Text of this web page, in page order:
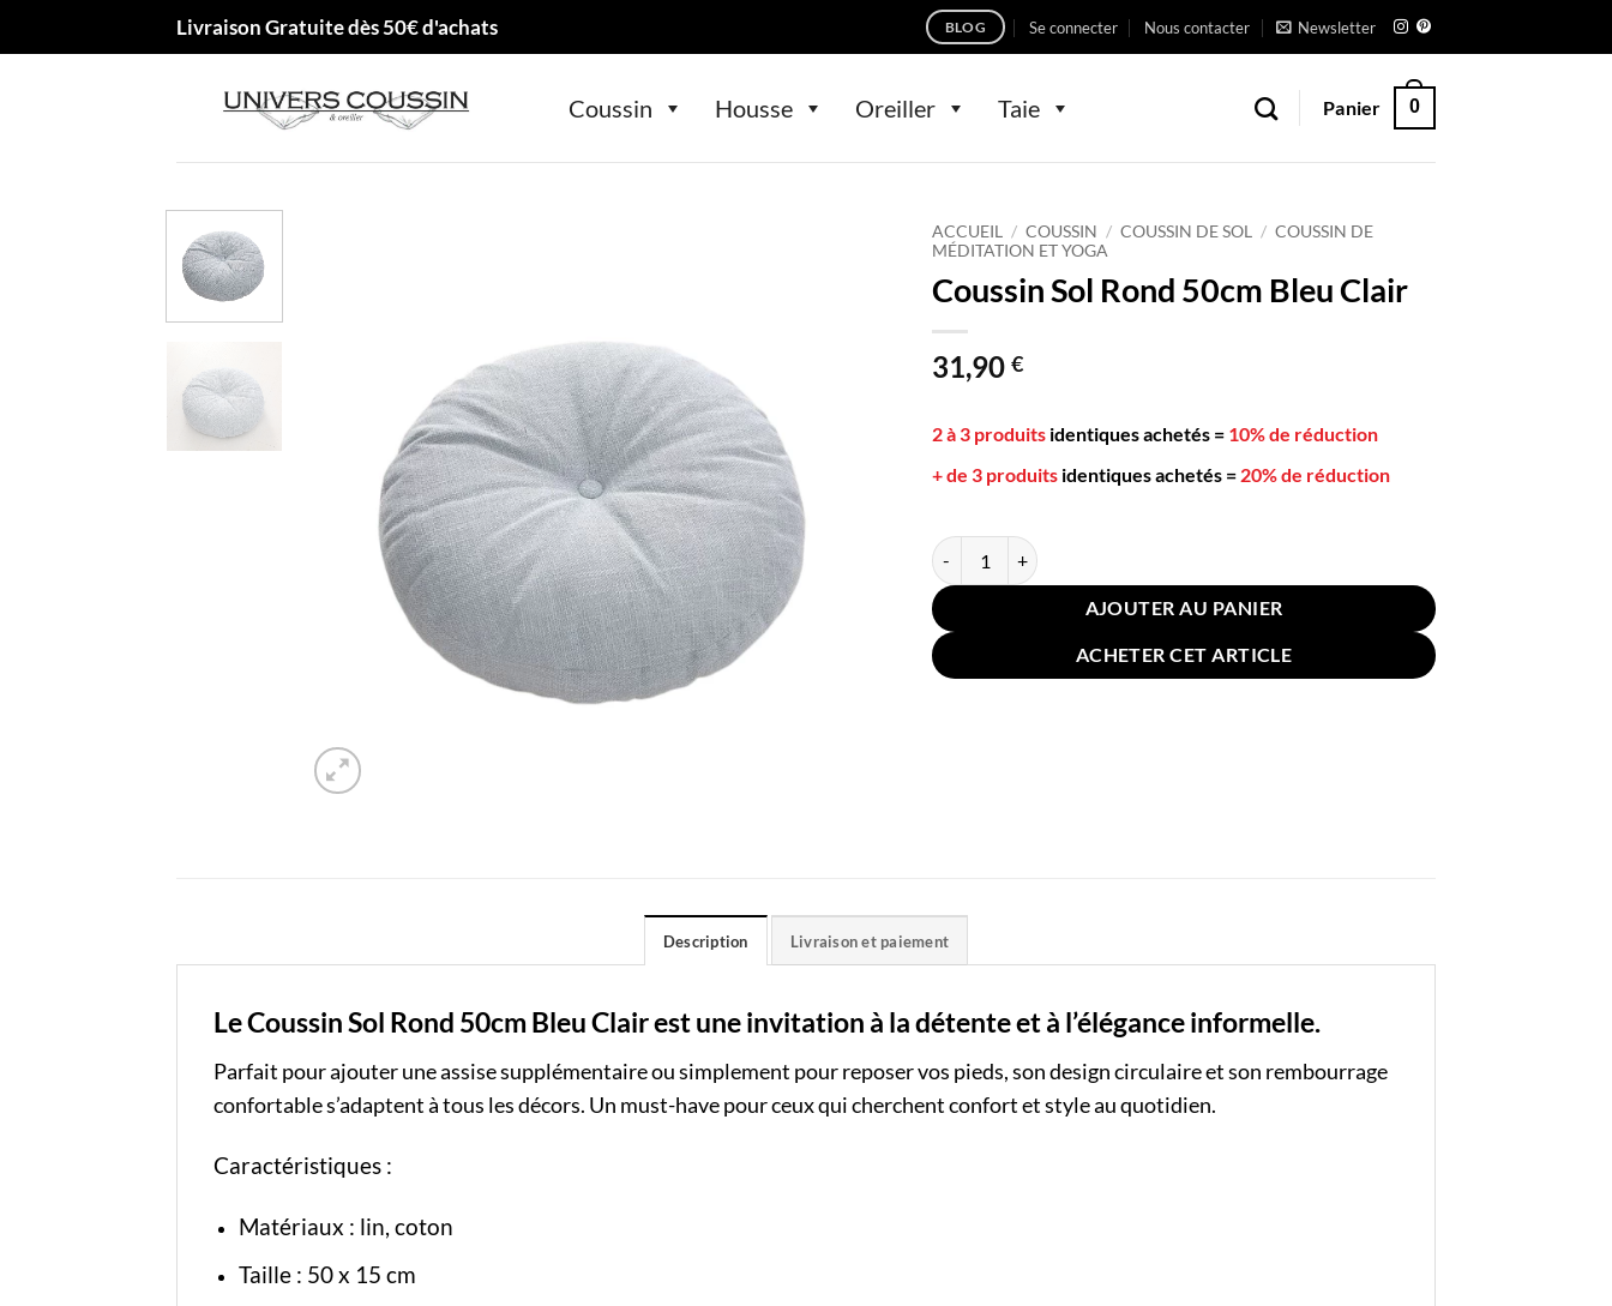
Livraison Gratuite dès 50€ d'achats BLOG Se connecter Nous contacter Newsletter
Coussin Housse Oreiller Taie Panier 0
ACCUEIL / COUSSIN / COUSSIN DE SOL / COUSSIN DE
MÉDITATION ET YOGA
Coussin Sol Rond 50cm Bleu Clair
31,90 €
2 à 3 produits identiques achetés = 10% de réduction
+ de 3 produits identiques achetés = 20% de réduction
quantité de Coussin Sol Rond 50cm Bleu Clair
AJOUTER AU PANIER
ACHETER CET ARTICLE
Description Livraison et paiement
Le Coussin Sol Rond 50cm Bleu Clair est une invitation à la détente et à l’élégance informelle.
Parfait pour ajouter une assise supplémentaire ou simplement pour reposer vos pieds, son design circulaire et son rembourrage
confortable s’adaptent à tous les décors. Un must-have pour ceux qui cherchent confort et style au quotidien.
Caractéristiques :
Matériaux : lin, coton
Taille : 50 x 15 cm